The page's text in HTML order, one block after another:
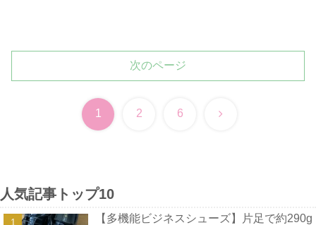
次のページ
1 2 6 次
人気記事トップ10
【多機能ビジネスシューズ】片足で約290g